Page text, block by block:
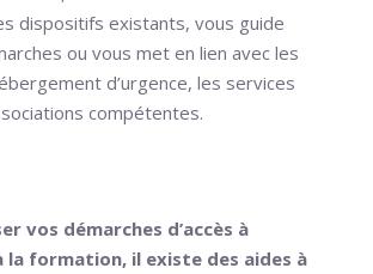
dispositifs existants, vous guide
ou vous met en lien avec les
d’urgence, les services
compétentes.
vos démarches d’accès à
la formation, il existe des aides à